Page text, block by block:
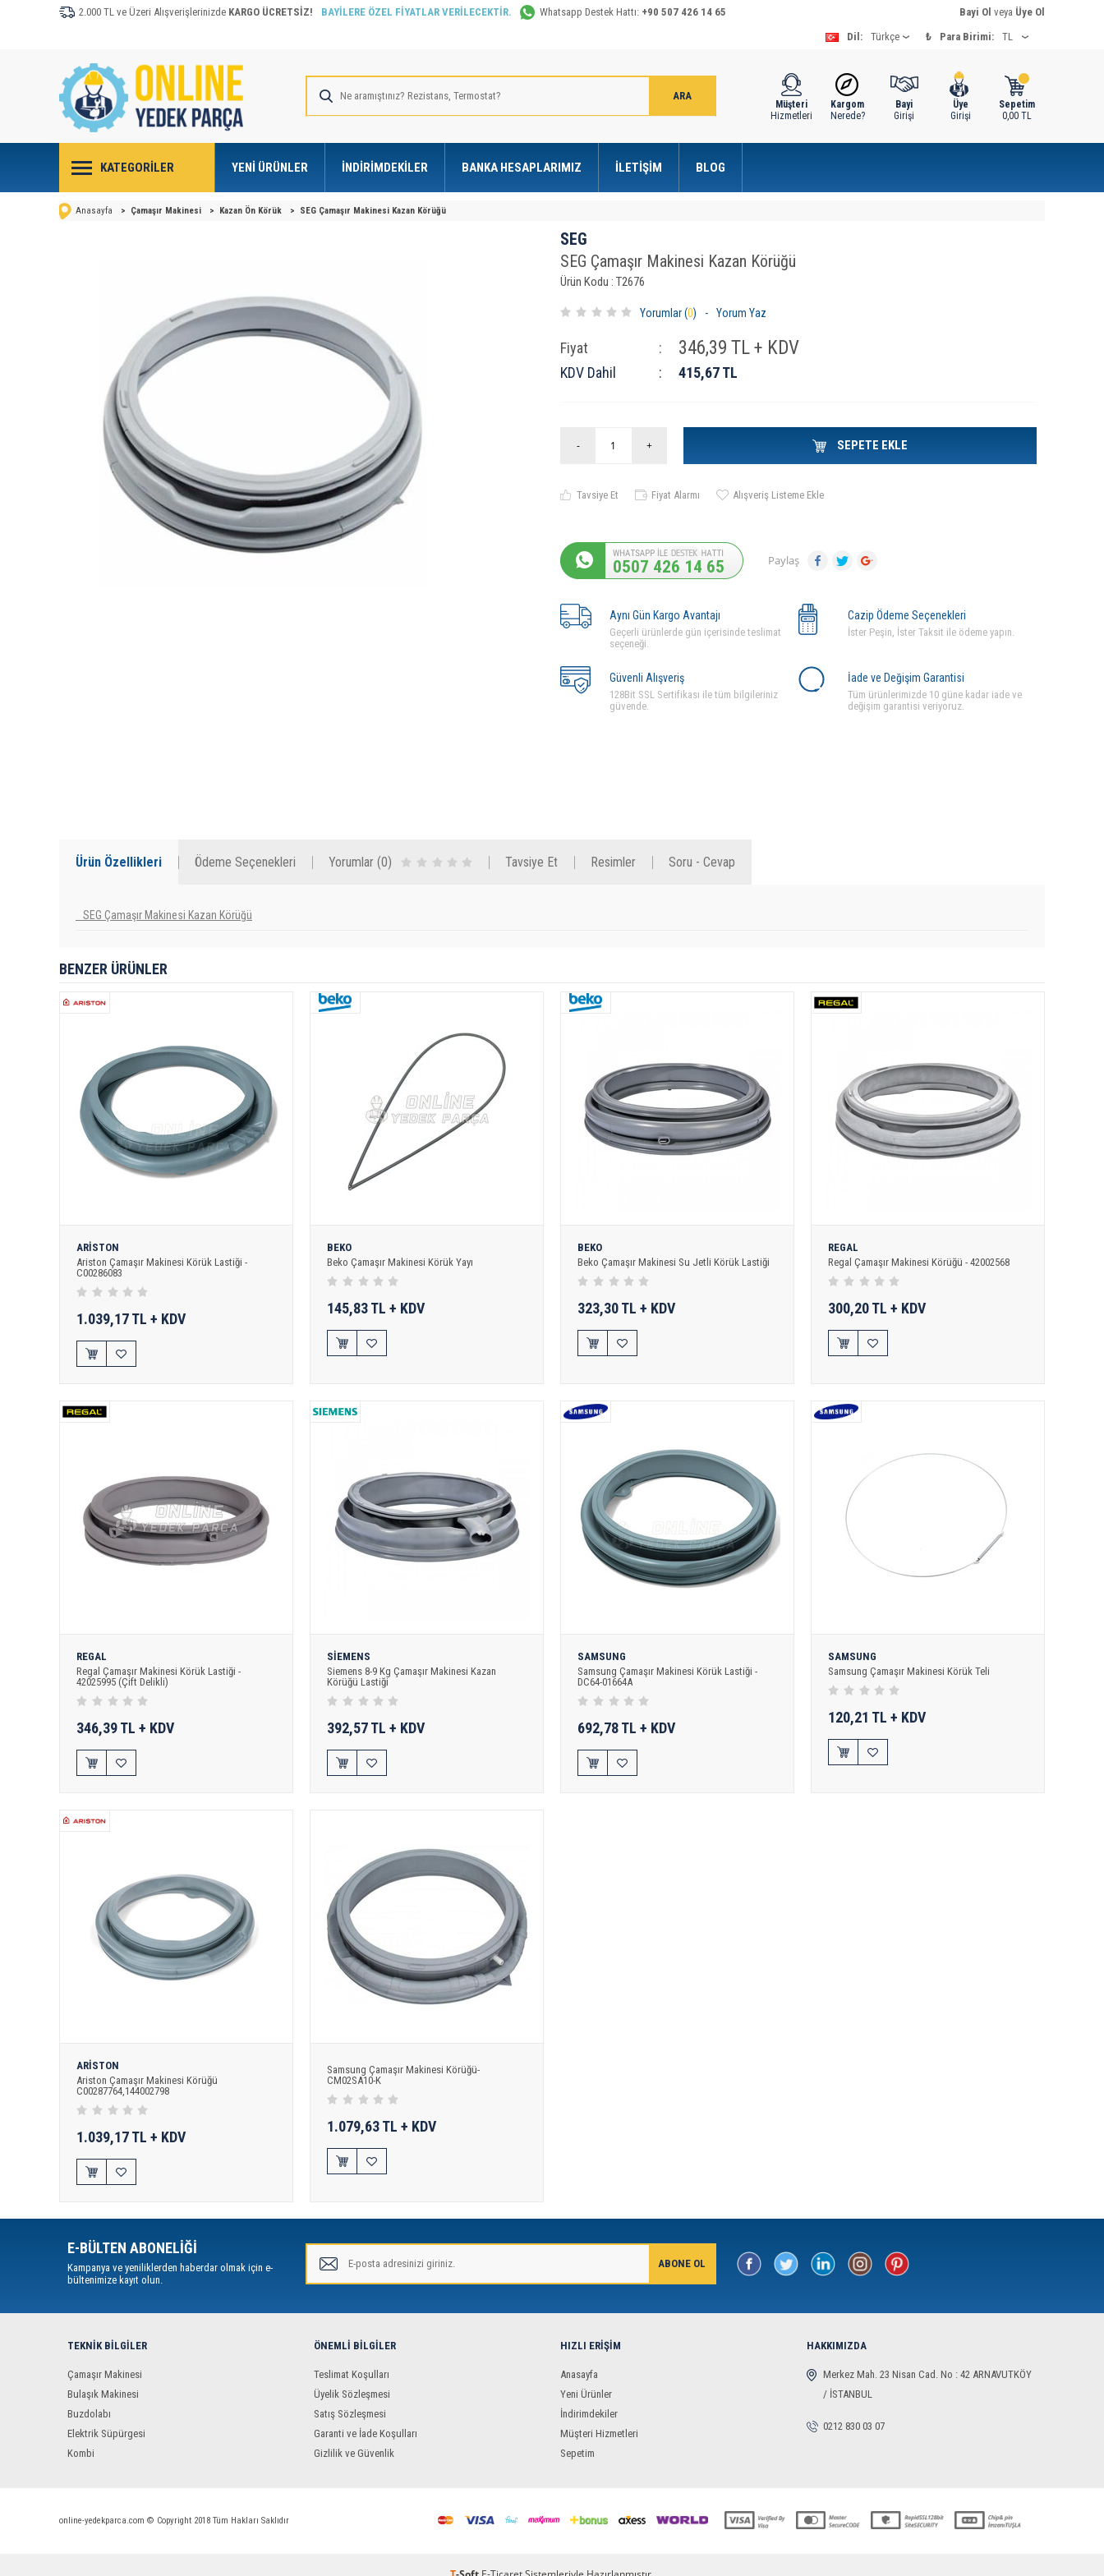
2.000 TL ve Üzeri Alışverişlerinizde KARGO ÜCRETSİZ! BAYİLERE ÖZEL FİYATLAR VERİLECEKTİR. Whatsapp Destek Hattı: +90 507 426 14 65 Bayi Ol veya Üye Ol
Dil:
₺ Para Birimi:
Sepetim
0,00TL
Üye
Girişi
Bayi
Girişi
Kargom
Nerede?
Müşteri
Hizmetleri
KATEGORILER YENI ÜRÜNLER İNDIRIMDEKILER BANKA HESAPLARIMIZ İLETIŞIM BLOG
Anasayfa > Çamaşır Makinesi > Kazan Ön Körük > SEG Çamaşır Makinesi Kazan Körüğü
SEG
SEG Çamaşır Makinesi Kazan Körüğü
Ürün Kodu : T2676
Yorumlar (0) - Yorum Yaz
Fiyat : 346,39 TL + KDV
KDV Dahil : 415,67TL
- + SEPETE EKLE
Tavsiye Et Fiyat Alarmı Alışveriş Listeme Ekle
0507 426 14 65 Paylaş
Aynı Gün Kargo Avantajı
Geçerli ürünlerde gün içerisinde teslimat
seçeneği.
Cazip Ödeme Seçenekleri
İster Peşin, İster Taksit ile ödeme yapın.
Güvenli Alışveriş
128Bit SSL Sertifikası ile tüm bilgileriniz
güvende.
İade ve Değişim Garantisi
Tüm ürünlerimizde 10 güne kadar iade ve
değişim garantisi veriyoruz.
Ürün Özellikleri Ödeme Seçenekleri Yorumlar (0) Tavsiye Et Resimler Soru - Cevap
SEG Çamaşır Makinesi Kazan Körüğü
BENZER ÜRÜNLER
ARİSTON
Ariston Çamaşır Makinesi Körük Lastiği -
C00286083
1.039,17 TL + KDV
BEKO
Beko Çamaşır Makinesi Körük Yayı
145,83 TL + KDV
BEKO
Beko Çamaşır Makinesi Su Jetli Körük Lastiği
323,30 TL + KDV
REGAL
Regal Çamaşır Makinesi Körüğü - 42002568
300,20 TL + KDV
REGAL
Regal Çamaşır Makinesi Körük Lastiği -
42025995 (Çift Delikli)
346,39 TL + KDV
SİEMENS
Siemens 8-9 Kg Çamaşır Makinesi Kazan
Körüğü Lastiği
392,57 TL + KDV
SAMSUNG
Samsung Çamaşır Makinesi Körük Lastiği -
DC64-01664A
692,78 TL + KDV
SAMSUNG
Samsung Çamaşır Makinesi Körük Teli
120,21 TL + KDV
ARİSTON
Ariston Çamaşır Makinesi Körüğü
C00287764,144002798
1.039,17 TL + KDV
Samsung Çamaşır Makinesi Körüğü-
CM02SA10-K
1.079,63 TL + KDV
E-BÜLTEN ABONELİĞİ
Kampanya ve yeniliklerden haberdar olmak için e-
bültenimize kayıt olun.
TEKNIK BILGILER
Çamaşır Makinesi
Bulaşık Makinesi
Buzdolabı
Elektrik Süpürgesi
Kombi
ÖNEMLI BILGILER
Teslimat Koşulları
Üyelik Sözleşmesi
Satış Sözleşmesi
Garanti ve İade Koşulları
Gizlilik ve Güvenlik
HIZLI ERIŞIM
Anasayfa
Yeni Ürünler
İndirimdekiler
Müşteri Hizmetleri
Sepetim
HAKKIMIZDA
Merkez Mah. 23 Nisan Cad. No : 42 ARNAVUTKÖY
/ İSTANBUL
0212 830 03 07
online-yedekparca.com © Copyright 2018 Tüm Hakları Saklıdır